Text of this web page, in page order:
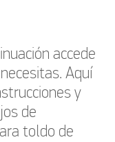
accede
Aquí
y
de
toldo de